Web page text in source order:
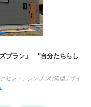
プラン」 "自分たちらし
セント。シンプルな箱型デザイ